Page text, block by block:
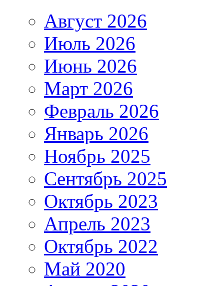
Август 2026
Июль 2026
Июнь 2026
Март 2026
Февраль 2026
Январь 2026
Ноябрь 2025
Сентябрь 2025
Октябрь 2023
Апрель 2023
Октябрь 2022
Май 2020